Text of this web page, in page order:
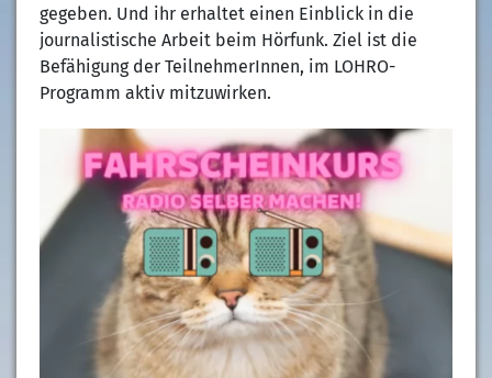
gegeben. Und ihr erhaltet einen Einblick in die
journalistische Arbeit beim Hörfunk. Ziel ist die
Befähigung der TeilnehmerInnen, im LOHRO-
Programm aktiv mitzuwirken.